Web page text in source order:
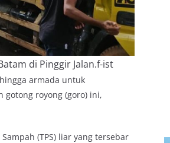
di Pinggir Jalan.f-ist
armada untuk
gotong royong (goro) ini,
(TPS) liar yang tersebar